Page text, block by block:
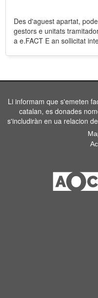
Des d'aguest apartat,
gestors e unitats
a e.FACT E an sollicitat
Li informam que s'emeten
catalan, es donades
s'includiràn en ua relacion